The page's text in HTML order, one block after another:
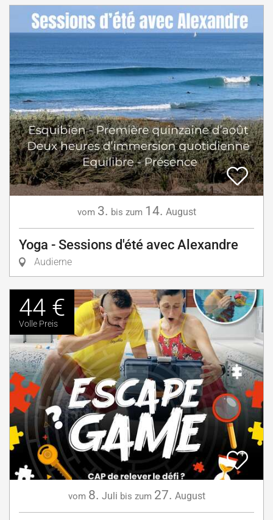
vom 3. bis zum 14. August
Yoga - Sessions d'été avec Alexandre
Audierne
44 €
Volle Preis
vom 8. Juli bis zum 27. August